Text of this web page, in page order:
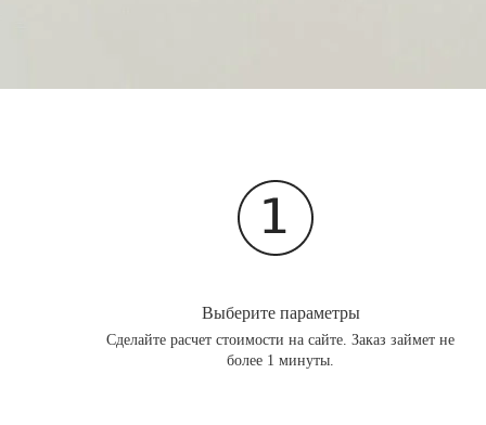
Выберите параметры
Сделайте расчет стоимости на сайте. Заказ займет не
более 1 минуты.